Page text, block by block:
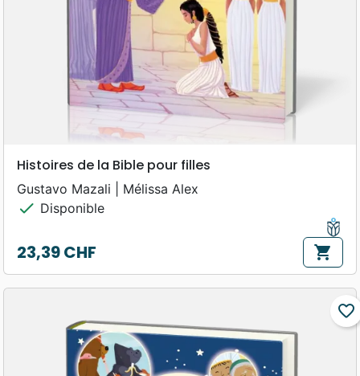
Histoires de la Bible pour filles
Gustavo Mazali | Mélissa Alex
check Disponible
Prix
23,39 CHF shopping_cart
favorite_border